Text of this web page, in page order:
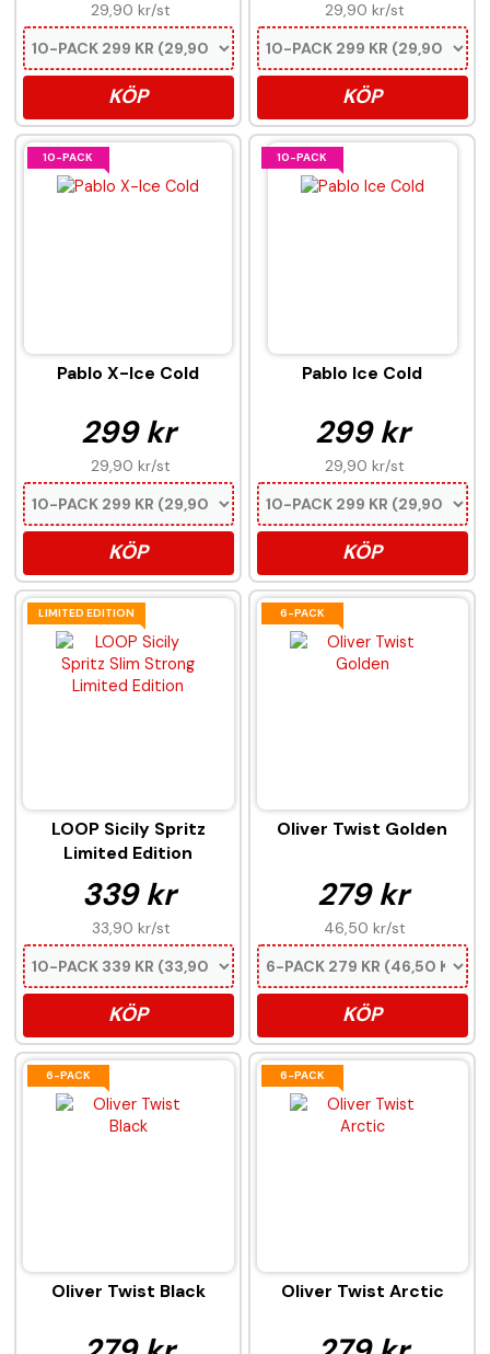
29,90 kr/st
KÖP
29,90 kr/st
KÖP
10-PACK
Pablo X-Ice Cold
299 kr
29,90 kr/st
KÖP
10-PACK
Pablo Ice Cold
299 kr
29,90 kr/st
KÖP
LIMITED EDITION
LOOP Sicily Spritz
Limited Edition
339 kr
33,90 kr/st
KÖP
6-PACK
Oliver Twist Golden
279 kr
46,50 kr/st
KÖP
6-PACK
Oliver Twist Black
6-PACK
Oliver Twist Arctic